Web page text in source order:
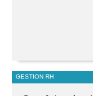
GESTION RH